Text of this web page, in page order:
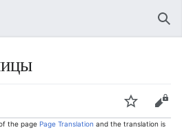
Watch Edit
the page Page Translation and the translation is